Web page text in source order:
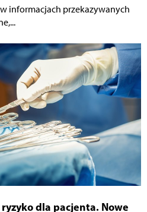
w informacjach przekazywanych
dla pacjenta. Nowe